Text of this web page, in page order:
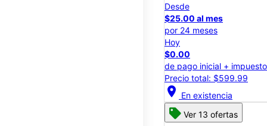
Desde
$25.00 al mes
por 24 meses
Hoy
$0.00
de pago inicial +
Precio total: $599.99
location_on En existencia
Ver 13 ofertas